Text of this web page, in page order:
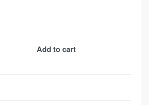
Add to cart